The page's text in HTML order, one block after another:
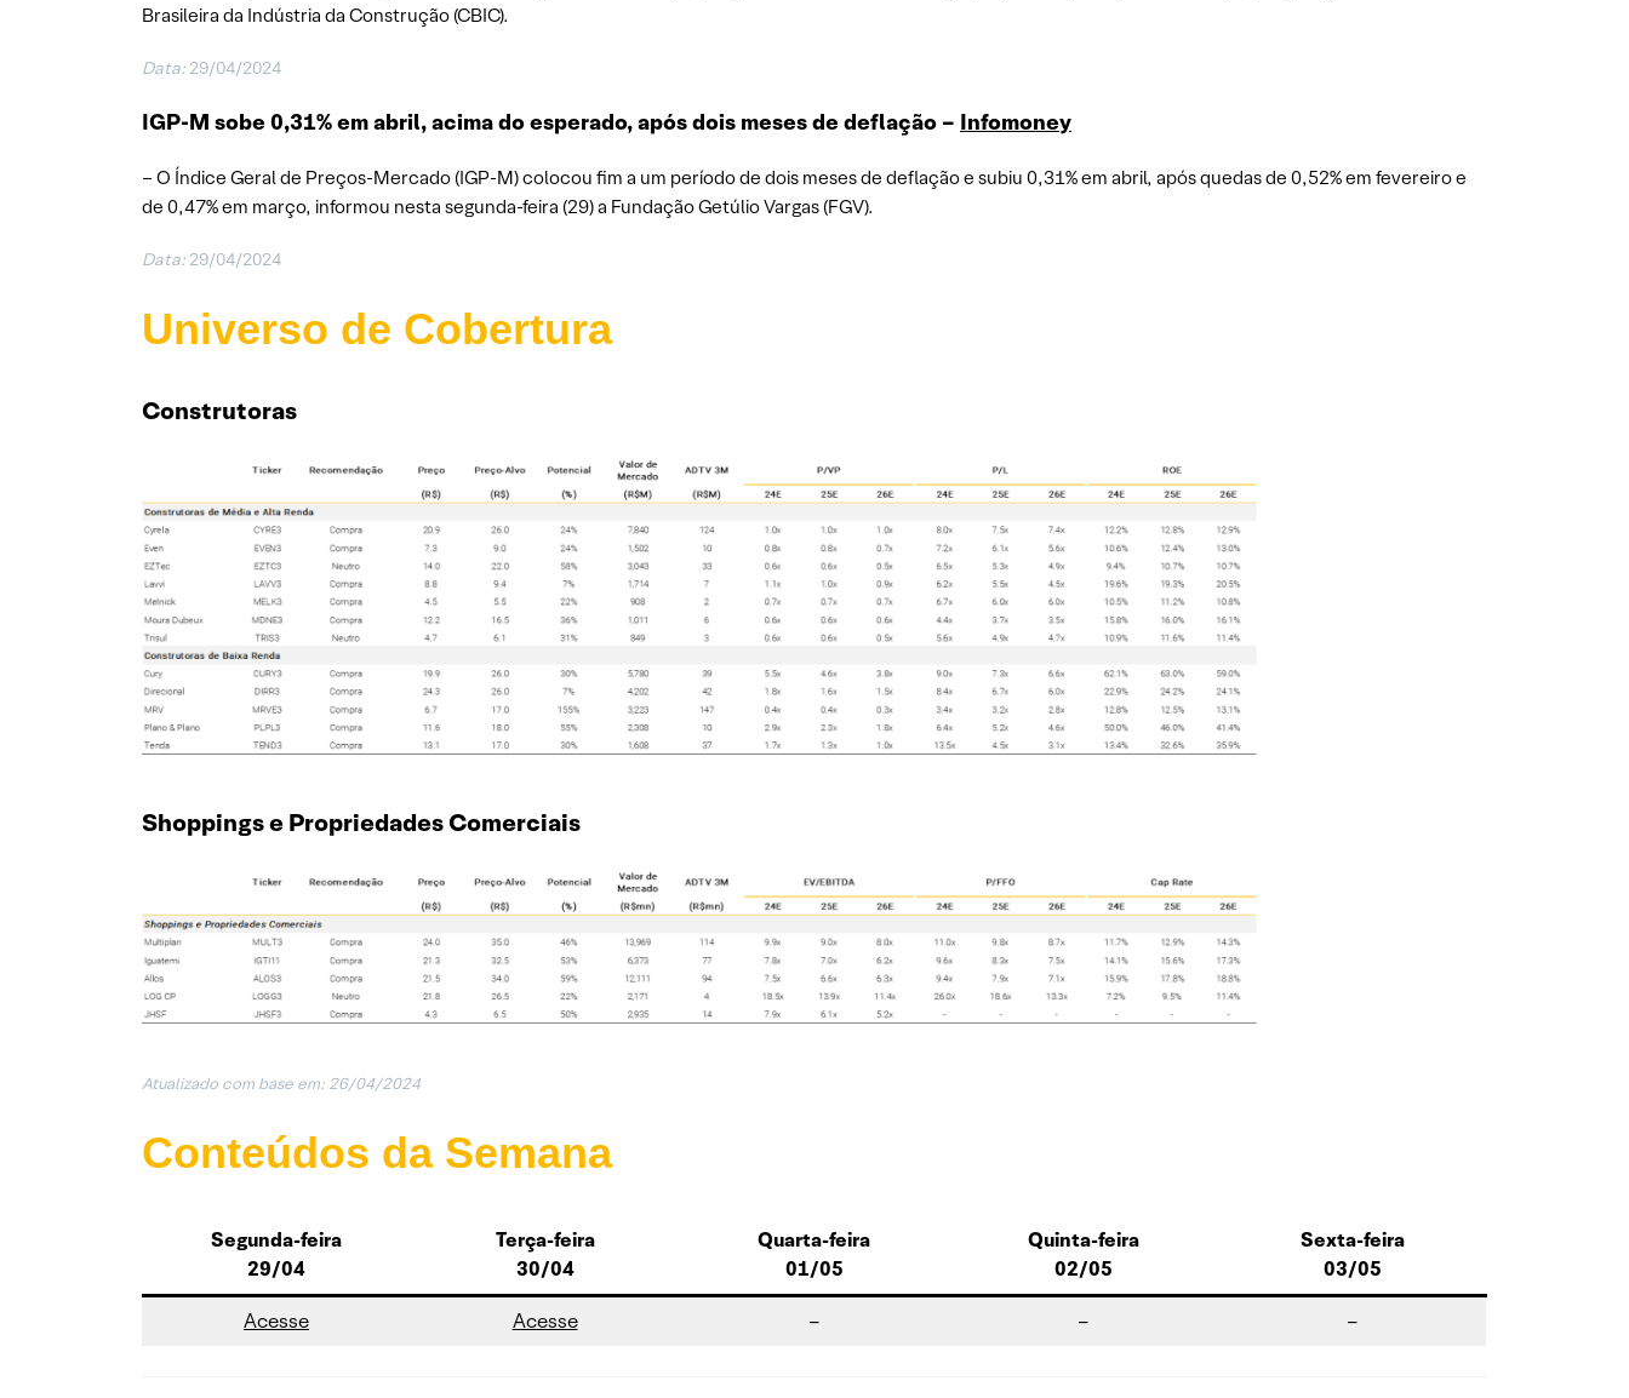
Brasileira da Indústria da Construção (CBIC).
Data: 29/04/2024
IGP-M sobe 0,31% em abril, acima do esperado, após dois meses de deflação – Infomoney
– O Índice Geral de Preços-Mercado (IGP-M) colocou fim a um período de dois meses de deflação e subiu 0,31% em abril, após quedas de 0,52% em fevereiro e
de 0,47% em março, informou nesta segunda-feira (29) a Fundação Getúlio Vargas (FGV).
Data: 29/04/2024
Universo de Cobertura
Construtoras
Shoppings e Propriedades Comerciais
Atualizado com base em: 26/04/2024
Conteúdos da Semana
Segunda-feira
29/04
Terça-feira
30/04
Quarta-feira
01/05
Quinta-feira
02/05
Sexta-feira
03/05
Acesse Acesse – – –